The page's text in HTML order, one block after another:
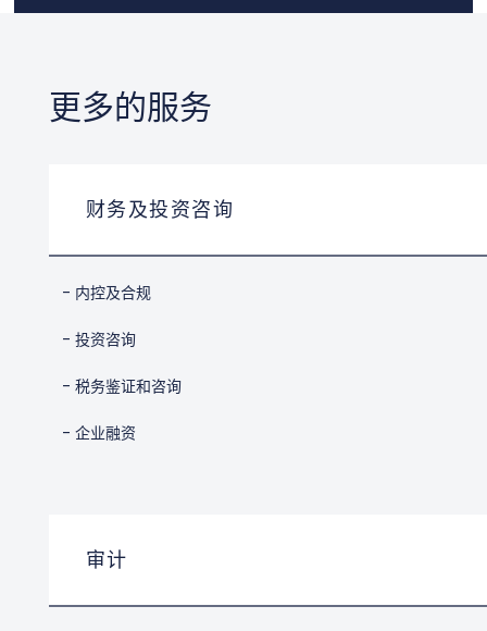
更多的服务
财务及投资咨询
- 内控及合规
- 投资咨询
- 税务鉴证和咨询
- 企业融资
审计